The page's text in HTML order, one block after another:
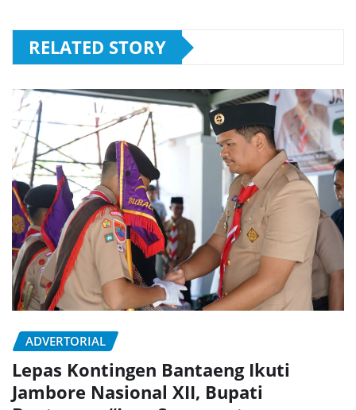
RELATED STORY
ADVERTORIAL
Lepas Kontingen Bantaeng Ikuti
Jambore Nasional XII, Bupati